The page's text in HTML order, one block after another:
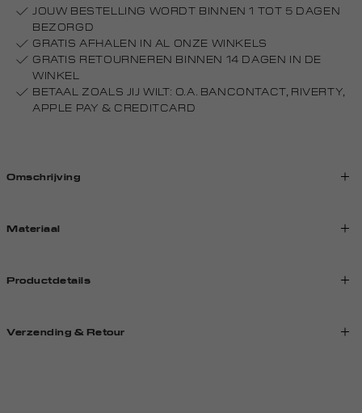
JOUW BESTELLING WORDT BINNEN 1 TOT 5 DAGEN
BEZORGD
GRATIS AFHALEN IN AL ONZE WINKELS
GRATIS RETOURNEREN BINNEN 14 DAGEN IN DE
WINKEL
BETAAL ZOALS JIJ WILT: O.A. BANCONTACT, RIVERTY,
APPLE PAY & CREDITCARD
Omschrijving
Materiaal
Productdetails
Verzending & Retour